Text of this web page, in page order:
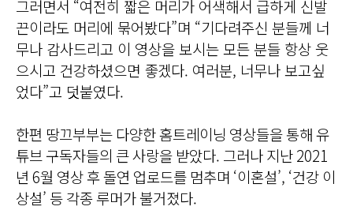
그러면서 “여전히 짧은 머리가 어색해서 급하게 신발
끈이라도 머리에 묶어봤다”며 “기다려주신 분들께 너
무나 감사드리고 이 영상을 보시는 모든 분들 항상 웃
으시고 건강하셨으면 좋겠다. 여러분, 너무나 보고싶
었다”고 덧붙였다.
한편 땅끄부부는 다양한 홈트레이닝 영상들을 통해 유
튜브 구독자들의 큰 사랑을 받았다. 그러나 지난 2021
년 6월 영상 후 돌연 업로드를 멈추며 ‘이혼설’, ‘건강 이
상설’ 등 각종 루머가 불거졌다.